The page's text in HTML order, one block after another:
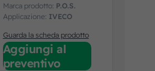
Marca prodotto: P.O.S.
Applicazione: IVECO
Guarda la scheda prodotto
Aggiungi al
preventivo